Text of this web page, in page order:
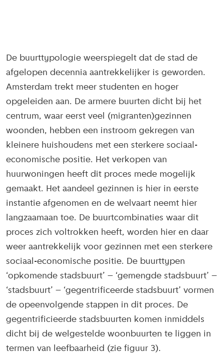
De buurttypologie weerspiegelt dat de stad de
afgelopen decennia aantrekkelijker is geworden.
Amsterdam trekt meer studenten en hoger
opgeleiden aan. De armere buurten dicht bij het
centrum, waar eerst veel (migranten)gezinnen
woonden, hebben een instroom gekregen van
kleinere huishoudens met een sterkere sociaal-
economische positie. Het verkopen van
huurwoningen heeft dit proces mede mogelijk
gemaakt. Het aandeel gezinnen is hier in eerste
instantie afgenomen en de welvaart neemt hier
langzaamaan toe. De buurtcombinaties waar dit
proces zich voltrokken heeft, worden hier en daar
weer aantrekkelijk voor gezinnen met een sterkere
sociaal-economische positie. De buurttypen
‘opkomende stadsbuurt’ – ‘gemengde stadsbuurt’ –
‘stadsbuurt’ – ‘gegentrificeerde stadsbuurt’ vormen
de opeenvolgende stappen in dit proces. De
gegentrificieerde stadsbuurten komen inmiddels
dicht bij de welgestelde woonbuurten te liggen in
termen van leefbaarheid (zie figuur 3).